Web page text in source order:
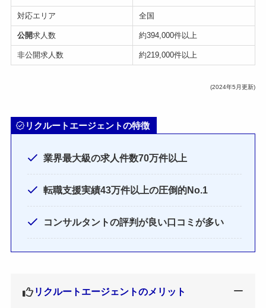
対応エリア 全国
公開求人数 約394,000件以上
非公開求人数 約219,000件以上
(2024年5月更新)
リクルートエージェントの特徴
業界最大級の求人件数70万件以上
転職支援実績43万件以上の圧倒的No.1
コンサルタントの評判が良い口コミが多い
リクルートエージェントのメリット